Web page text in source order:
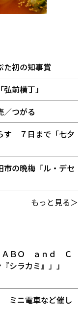
初の知事賞
前横丁」
／つがる
す ７日まで「七夕
の晩梅「ル・デセ
もっと見る＞
ＡＢＯ ａｎｄ Ｃ
シラカミ』」」
ミニ電車など催し